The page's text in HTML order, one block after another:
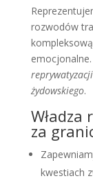
rozwodów
żydowskiego.
Władza
za
kwestiach